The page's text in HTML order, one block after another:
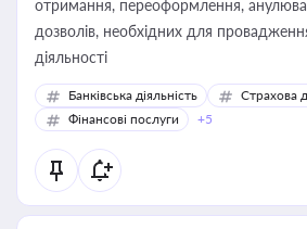
отримання, переоформлення,
дозволів, необхідних для
діяльності
Банківська діяльність
Страхова
Фінансові послуги
+5